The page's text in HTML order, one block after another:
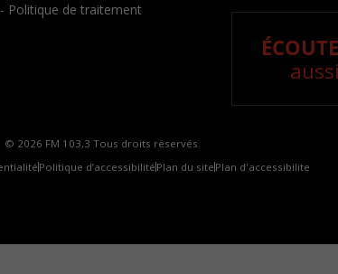
- Politique de traitement
© 2026 FM 103,3 Tous droits réservés.
Politique d’accessibilité Plan du site Plan d'accessibilite